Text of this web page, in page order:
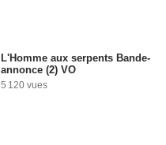
L'Homme aux serpents Bande-
annonce (2) VO
5 120 vues